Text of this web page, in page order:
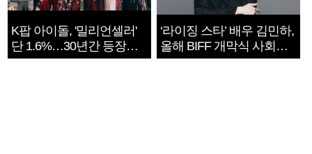
K팝 아이돌, '밀리언셀러'
단 1.6%…30년간 등장
1182개팀 전수조사
‘라이징 스타’ 배우 김민하,
올해 BIFF 개막식 사회자
확정